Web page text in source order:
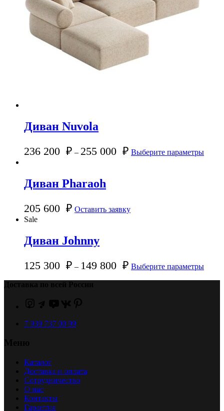
Диван Nuvola
236 200 ₽ – 255 000 ₽ Выберите параметры
Диван Pharaoh
205 600 ₽ Оставить заявку
Sale
Диван Johnny
125 300 ₽ – 149 800 ₽ Выберите параметры
Доставка по всей России
7 939 737 00 99
Меню
Каталог
Доставка и оплата
Сотрудничество
О нас
Контакты
Гарантия